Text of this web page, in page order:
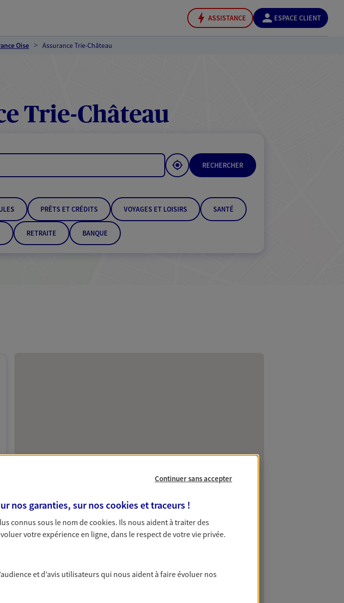
ASSISTANCE ESPACE CLIENT
Oise Assurance Trie-Château
Trie-Château
RECHERCHER
PRÊTS ET CRÉDITS VOYAGES ET LOISIRS SANTÉ
RETRAITE BANQUE
Continuer sans accepter
nos garanties, sur nos cookies et traceurs !
connus sous le nom decookies. Ils nous aident à traiter des
votre expérience en ligne, dans le respect de votre vie privée.
et d’avis utilisateurs qui nous aident à faire évoluer nos